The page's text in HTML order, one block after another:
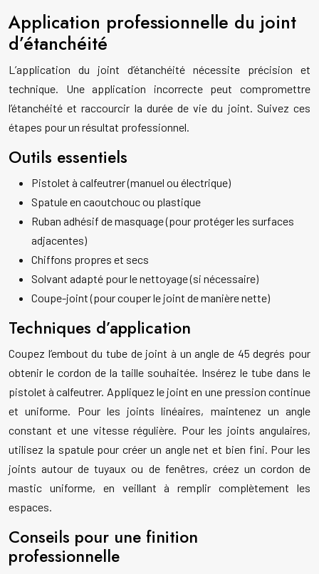
Application professionnelle du joint
d’étanchéité
L’application du joint d’étanchéité nécessite précision et
technique. Une application incorrecte peut compromettre
l’étanchéité et raccourcir la durée de vie du joint. Suivez ces
étapes pour un résultat professionnel.
Outils essentiels
Pistolet à calfeutrer (manuel ou électrique)
Spatule en caoutchouc ou plastique
Ruban adhésif de masquage (pour protéger les surfaces
adjacentes)
Chiffons propres et secs
Solvant adapté pour le nettoyage (si nécessaire)
Coupe-joint (pour couper le joint de manière nette)
Techniques d’application
Coupez l’embout du tube de joint à un angle de 45 degrés pour
obtenir le cordon de la taille souhaitée. Insérez le tube dans le
pistolet à calfeutrer. Appliquez le joint en une pression continue
et uniforme. Pour les joints linéaires, maintenez un angle
constant et une vitesse régulière. Pour les joints angulaires,
utilisez la spatule pour créer un angle net et bien fini. Pour les
joints autour de tuyaux ou de fenêtres, créez un cordon de
mastic uniforme, en veillant à remplir complètement les
espaces.
Conseils pour une finition
professionnelle